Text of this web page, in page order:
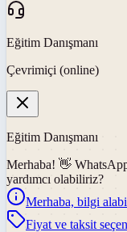
Eğitim Danışmanı
Çevrimiçi (online)
Eğitim Danışmanı
Merhaba! 👋
yardımcı olabiliriz?
Merhaba, bilgi
Fiyat ve taksit